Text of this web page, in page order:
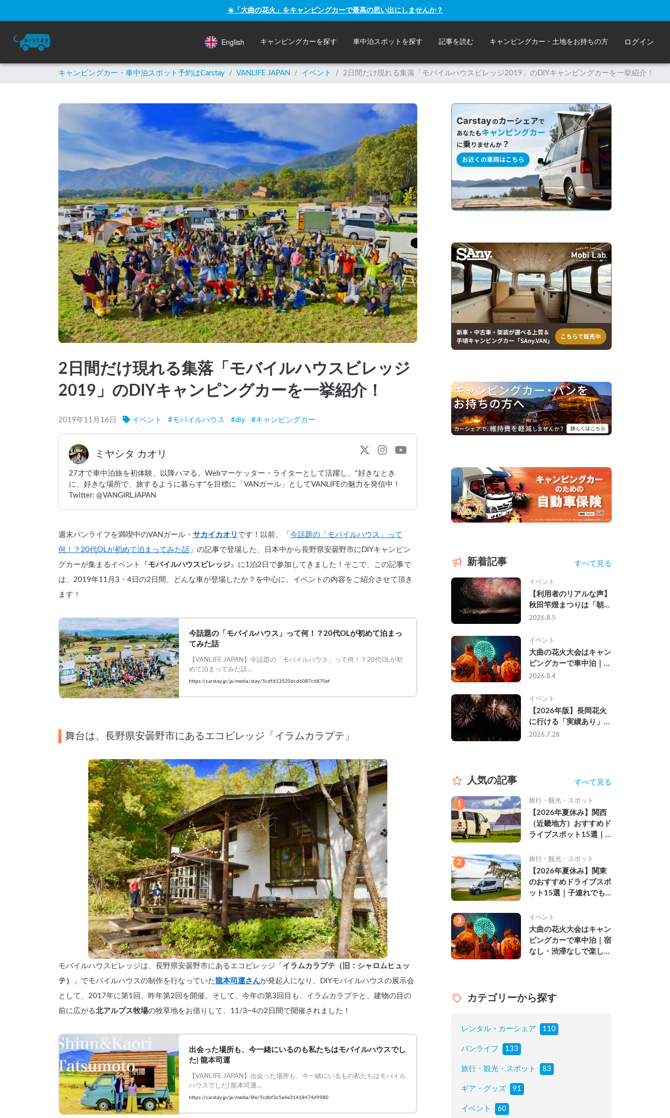
☀️「大曲の花火」をキャンピングカーで最高の思い出にしませんか？
English キャンピングカーを探す 車中泊スポットを探す 記事を読む キャンピングカー・土地をお持ちの方 ログイン
キャンピングカー・車中泊スポット予約はCarstay / VANLIFE JAPAN / イベント / 2日間だけ現れる集落「モバイルハウスビレッジ2019」のDIYキャンピングカーを一挙紹介！
2日間だけ現れる集落「モバイルハウスビレッジ
2019」のDIYキャンピングカーを一挙紹介！
2019年11月16日 イベント #モバイルハウス #diy #キャンピングカー
ミヤシタ カオリ
27才で車中泊旅を初体験、以降ハマる。Webマーケッター・ライターとして活躍し、"好きなとき
に、好きな場所で、旅するように暮らす"を目標に「VANガール」としてVANLIFEの魅力を発信中！
Twitter: @VANGIRLJAPAN
週末バンライフを満喫中のVANガール・ サカイカオリ です！以前、「 今話題の「モバイルハウス」って
何！？20代OLが初めて泊まってみた話 」の記事で登場した、日本中から長野県安曇野市にDIYキャンピン
グカーが集まるイベント『 モバイルハウスビレッジ』に1泊2日で参加してきました！そこで、この記事で
は、2019年11月3・4日の2日間、どんな車が登場したか？を中心に、イベントの内容をご紹介させて頂き
ます！
今話題の「モバイルハウス」って何！？20代OLが初めて泊まっ
てみた話
【VANLIFE JAPAN】今話題の「モバイルハウス」って何！？20代OLが初
めて泊まってみた話
#Carstay #VANLIFE #車中泊
https://carstay.jp/ja/media/stay/5cdfd135206cd6087c6870ef
舞台は、長野県安曇野市にあるエコビレッジ「イラムカラプテ」
モバイルハウスビレッジは、長野県安曇野市にあるエコビレッジ「 イラムカラプテ（旧：シャロムヒュッ
テ）
」でモバイルハウスの制作を行なっていた龍本司運さんが発起人になり、DIYモバイルハウスの展示会
として、2017年に第1回、昨年第2回を開催。そして、今年の第3回目も、イラムカラプテと、建物の目の
前に広がる北アルプス牧場の牧草地をお借りして、11/3~4の2日間で開催されました！
出会った場所も、今一緒にいるのも私たちはモバイルハウスでし
た| 龍本司運
【VANLIFE JAPAN】出会った場所も、今一緒にいるもの私たちはモバイル
ハウスでした| 龍本司運
#Carstay #VANLIFE #車中泊
https://carstay.jp/ja/media/life/5cdbf3c5a4e31418474d9980
新着記事 すべて見る
イベント
【利用者のリアルな声】
秋田竿燈まつりは「朝か
ら夜まで」の祭り。キャ
組の記録
2026.8.5
イベント
大曲の花火大会はキャン
ピングカーで車中泊｜宿
なし・渋滞なしで楽しむ
2026.8.4
イベント
【2026年版】長岡花火
に行ける「実績あり」の
キャンピングカー3選｜
2026.7.28
人気の記事 すべて見る
1 旅行・観光・スポット
【2026年夏休み】関西
（近畿地方）おすすめド
ライブスポット15選｜
名所を紹介
2 旅行・観光・スポット
【2026年夏休み】関東
のおすすめドライブスポ
ット15選｜子連れでも
ルメ・温泉を徹底解説
3 イベント
大曲の花火大会はキャン
ピングカーで車中泊｜宿
なし・渋滞なしで楽しむ
カテゴリーから探す
レンタル・カーシェア 110
バンライフ 133
旅行・観光・スポット 83
ギア・グッズ 91
イベント 60